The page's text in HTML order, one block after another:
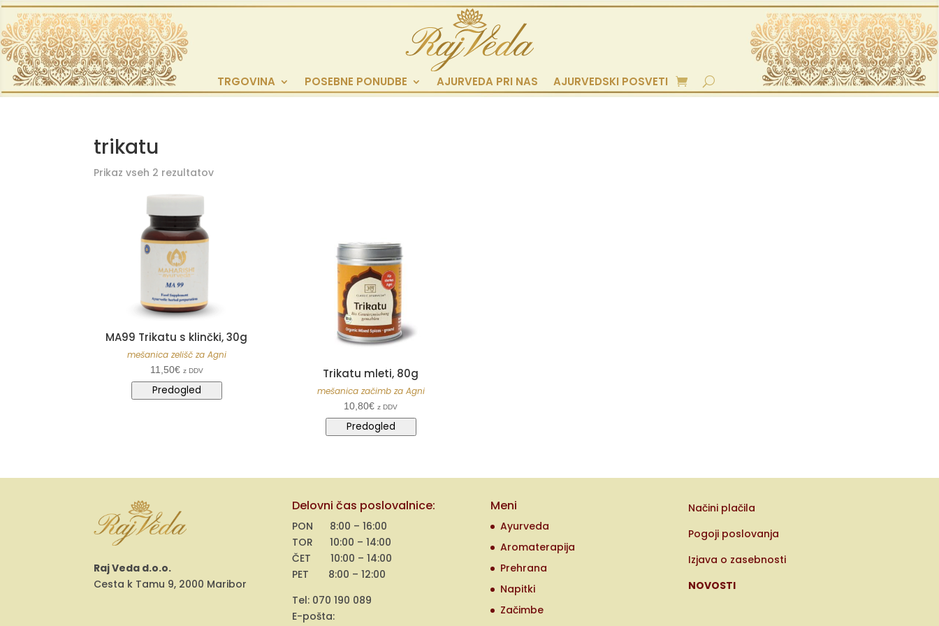
TRGOVINA POSEBNE PONUDBE AJURVEDA PRI NAS AJURVEDSKI POSVETI
trikatu
Prikaz vseh 2 rezultatov
MA99 Trikatu s klinčki, 30g
mešanica zelišč za Agni
11,50€ z DDV
Predogled
Trikatu mleti, 80g
mešanica začimb za Agni
10,80€ z DDV
Predogled
Raj Veda d.o.o.
Cesta k Tamu 9, 2000 Maribor
Delovni čas poslovalnice:
PON 8:00 – 16:00
TOR 10:00 – 14:00
ČET 10:00 – 14:00
PET 8:00 – 12:00
Tel: 070 190 089
E-pošta:
Meni
Ayurveda
Aromaterapija
Prehrana
Napitki
Začimbe
Načini plačila
Pogoji poslovanja
Izjava o zasebnosti
NOVOSTI